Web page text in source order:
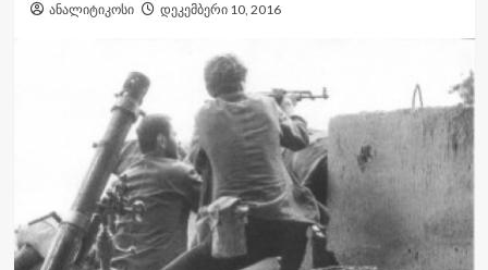
ანალიტიკოსი დეკემბერი 10, 2016